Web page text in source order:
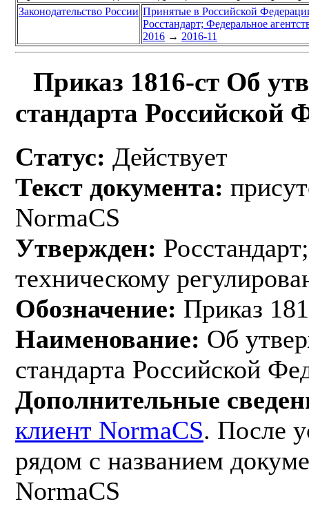
Законодательство России Принятые в Российской
Росстандарт; Федеральное
2016 → 2016-11
Приказ 1816-ст Об
стандарта Российской
Статус: Действует
Текст документа:
NormaCS
Утвержден:
техническому
Обозначение: Приказ
Наименование: Об
стандарта Российской
Дополнительные
клиент NormaCS. После
рядом с названием
NormaCS